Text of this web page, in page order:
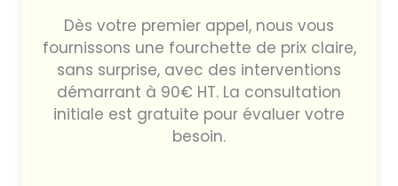
Dès votre premier appel, nous vous
fournissons une fourchette de prix claire,
sans surprise, avec des interventions
démarrant à 90€ HT. La consultation
initiale est gratuite pour évaluer votre
besoin.